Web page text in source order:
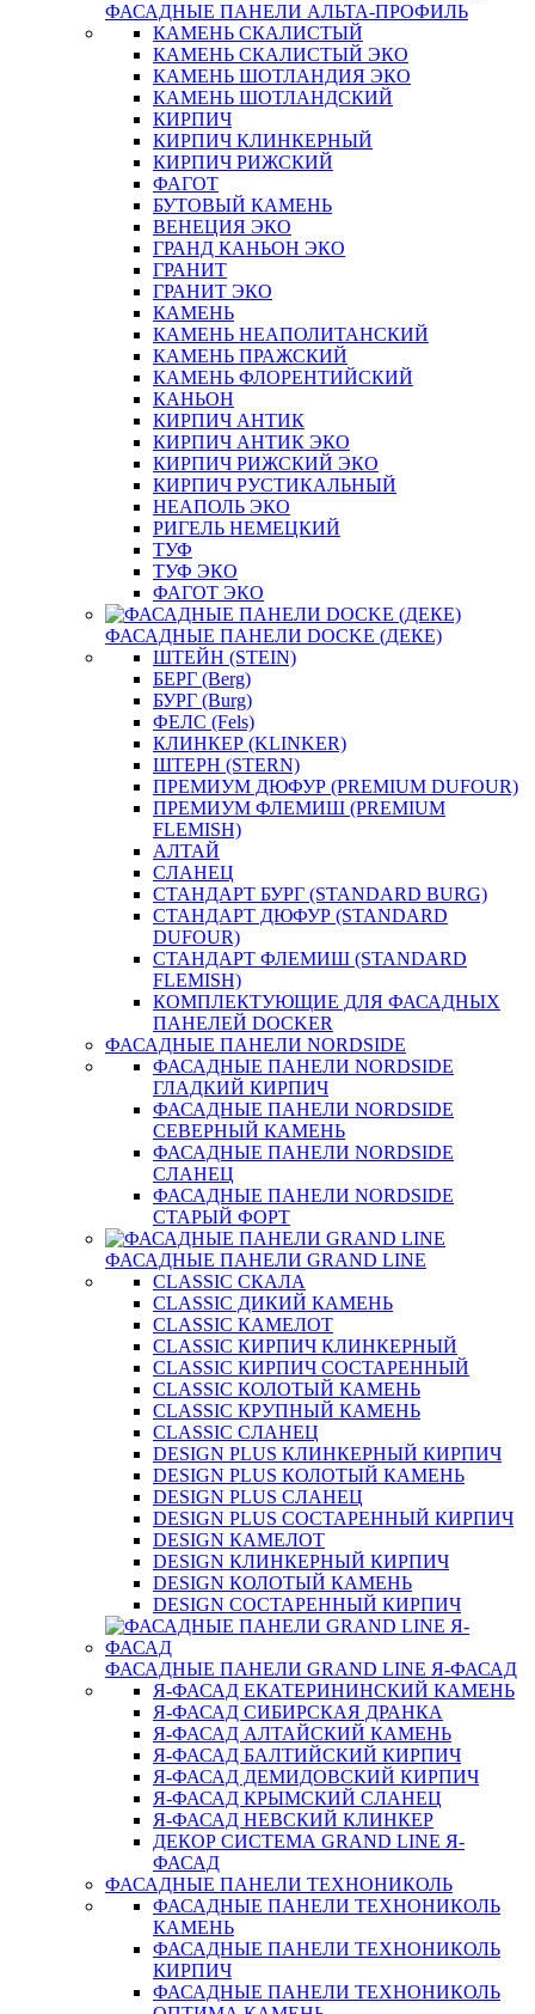
ФАСАДНЫЕ ПАНЕЛИ АЛЬТА-ПРОФИЛЬ
КАМЕНЬ СКАЛИСТЫЙ
КАМЕНЬ СКАЛИСТЫЙ ЭКО
КАМЕНЬ ШОТЛАНДИЯ ЭКО
КАМЕНЬ ШОТЛАНДСКИЙ
КИРПИЧ
КИРПИЧ КЛИНКЕРНЫЙ
КИРПИЧ РИЖСКИЙ
ФАГОТ
БУТОВЫЙ КАМЕНЬ
ВЕНЕЦИЯ ЭКО
ГРАНД КАНЬОН ЭКО
ГРАНИТ
ГРАНИТ ЭКО
КАМЕНЬ
КАМЕНЬ НЕАПОЛИТАНСКИЙ
КАМЕНЬ ПРАЖСКИЙ
КАМЕНЬ ФЛОРЕНТИЙСКИЙ
КАНЬОН
КИРПИЧ АНТИК
КИРПИЧ АНТИК ЭКО
КИРПИЧ РИЖСКИЙ ЭКО
КИРПИЧ РУСТИКАЛЬНЫЙ
НЕАПОЛЬ ЭКО
РИГЕЛЬ НЕМЕЦКИЙ
ТУФ
ТУФ ЭКО
ФАГОТ ЭКО
ФАСАДНЫЕ ПАНЕЛИ DOCKE (ДЕКЕ)
ШТЕЙН (STEIN)
БЕРГ (Berg)
БУРГ (Burg)
ФЕЛС (Fels)
КЛИНКЕР (KLINKER)
ШТЕРН (STERN)
ПРЕМИУМ ДЮФУР (PREMIUM DUFOUR)
ПРЕМИУМ ФЛЕМИШ (PREMIUM
FLEMISH)
АЛТАЙ
СЛАНЕЦ
СТАНДАРТ БУРГ (STANDARD BURG)
СТАНДАРТ ДЮФУР (STANDARD
DUFOUR)
СТАНДАРТ ФЛЕМИШ (STANDARD
FLEMISH)
КОМПЛЕКТУЮЩИЕ ДЛЯ ФАСАДНЫХ
ПАНЕЛЕЙ DOCKER
ФАСАДНЫЕ ПАНЕЛИ NORDSIDE
ФАСАДНЫЕ ПАНЕЛИ NORDSIDE
ГЛАДКИЙ КИРПИЧ
ФАСАДНЫЕ ПАНЕЛИ NORDSIDE
СЕВЕРНЫЙ КАМЕНЬ
ФАСАДНЫЕ ПАНЕЛИ NORDSIDE
СЛАНЕЦ
ФАСАДНЫЕ ПАНЕЛИ NORDSIDE
СТАРЫЙ ФОРТ
ФАСАДНЫЕ ПАНЕЛИ GRAND LINE
CLASSIC СКАЛА
CLASSIC ДИКИЙ КАМЕНЬ
CLASSIC КАМЕЛОТ
CLASSIC КИРПИЧ КЛИНКЕРНЫЙ
CLASSIC КИРПИЧ СОСТАРЕННЫЙ
CLASSIC КОЛОТЫЙ КАМЕНЬ
CLASSIC КРУПНЫЙ КАМЕНЬ
CLASSIC СЛАНЕЦ
DESIGN PLUS КЛИНКЕРНЫЙ КИРПИЧ
DESIGN PLUS КОЛОТЫЙ КАМЕНЬ
DESIGN PLUS СЛАНЕЦ
DESIGN PLUS СОСТАРЕННЫЙ КИРПИЧ
DESIGN КАМЕЛОТ
DESIGN КЛИНКЕРНЫЙ КИРПИЧ
DESIGN КОЛОТЫЙ КАМЕНЬ
DESIGN СОСТАРЕННЫЙ КИРПИЧ
ФАСАДНЫЕ ПАНЕЛИ GRAND LINE Я-ФАСАД
Я-ФАСАД ЕКАТЕРИНИНСКИЙ КАМЕНЬ
Я-ФАСАД СИБИРСКАЯ ДРАНКА
Я-ФАСАД АЛТАЙСКИЙ КАМЕНЬ
Я-ФАСАД БАЛТИЙСКИЙ КИРПИЧ
Я-ФАСАД ДЕМИДОВСКИЙ КИРПИЧ
Я-ФАСАД КРЫМСКИЙ СЛАНЕЦ
Я-ФАСАД НЕВСКИЙ КЛИНКЕР
ДЕКОР СИСТЕМА GRAND LINE Я-
ФАСАД
ФАСАДНЫЕ ПАНЕЛИ ТЕХНОНИКОЛЬ
ФАСАДНЫЕ ПАНЕЛИ ТЕХНОНИКОЛЬ
КАМЕНЬ
ФАСАДНЫЕ ПАНЕЛИ ТЕХНОНИКОЛЬ
КИРПИЧ
ФАСАДНЫЕ ПАНЕЛИ ТЕХНОНИКОЛЬ